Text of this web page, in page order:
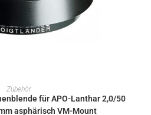
WARENKORB
Zubehör
für APO-Lanthar 2,0/50
asphärisch VM-Mount